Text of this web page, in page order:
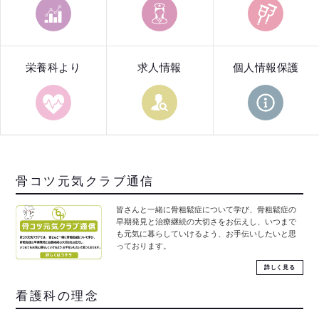
栄養科より 求人情報 個人情報保護
骨コツ元気クラブ通信
皆さんと一緒に骨粗鬆症について学び、骨粗鬆症の
早期発見と治療継続の大切さをお伝えし、いつまで
も元気に暮らしていけるよう、お手伝いしたいと思
っております。
詳しく見る
看護科の理念